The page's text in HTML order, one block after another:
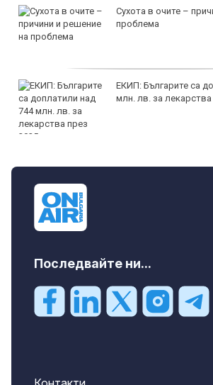
Сухота в очите –
проблема
ЕКИП: Българите са
млн. лв. за лекарства
Последвайте ни...